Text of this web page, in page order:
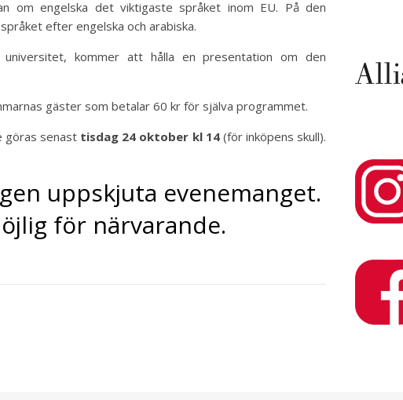
om engelska det viktigaste språket inom EU. På den
efter engelska och arabiska.
universitet, kommer att hålla en presentation om den
gäster som betalar 60 kr för själva programmet.
göras senast tisdag 24 oktober kl 14(för inköpens skull).
uppskjuta evenemanget.
för närvarande.